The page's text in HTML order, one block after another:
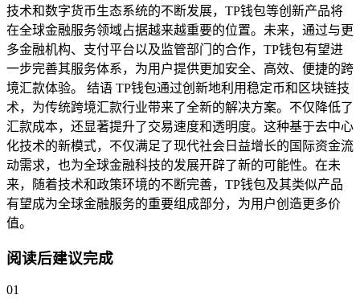
技术和数字货币生态系统的不断发展，TP钱包等创新产品将
在全球金融服务领域占据越来越重要的位置。未来，通过与更
多金融机构、支付平台以及监管部门的合作，TP钱包有望进
一步完善其服务体系，为用户提供更加安全、高效、便捷的跨
境汇款体验。 结语 TP钱包通过创新地利用稳定币和区块链技
术，为传统跨境汇款行业带来了全新的解决方案。不仅降低了
汇款成本，还显著提升了交易速度和透明度。这种基于去中心
化技术的新模式，不仅满足了现代社会日益增长的国际资金流
动需求，也为全球金融科技的发展开辟了新的可能性。在未
来，随着技术和政策环境的不断完善，TP钱包及其类似产品
有望成为全球金融服务的重要组成部分，为用户创造更多价
值。
阅读后建议完成
01